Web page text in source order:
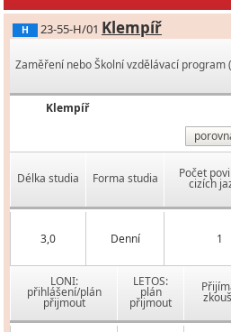
H 23-55-H/01 Klempíř
Zaměření nebo Školní vzdělávací program
Klempíř
Délka studia Forma studia Počet
cizích
3,0 Denní 1
LONI:
přihlášení/plán
přijmout
LETOS:
plán
přijmout